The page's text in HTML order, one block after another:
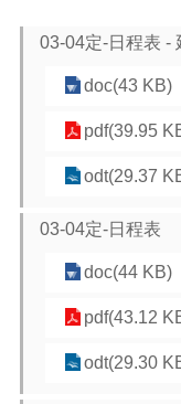
03-04定-日程表 -
doc(43 KB)
pdf(39.95
odt(29.37
03-04定-日程表
doc(44 KB)
pdf(43.12
odt(29.30